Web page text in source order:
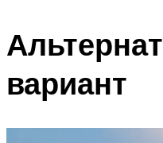
вариант